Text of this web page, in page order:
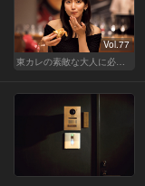
Vol.77